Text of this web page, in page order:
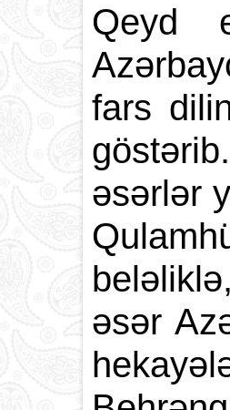
Qeyd
fars
əsərlər
əsər